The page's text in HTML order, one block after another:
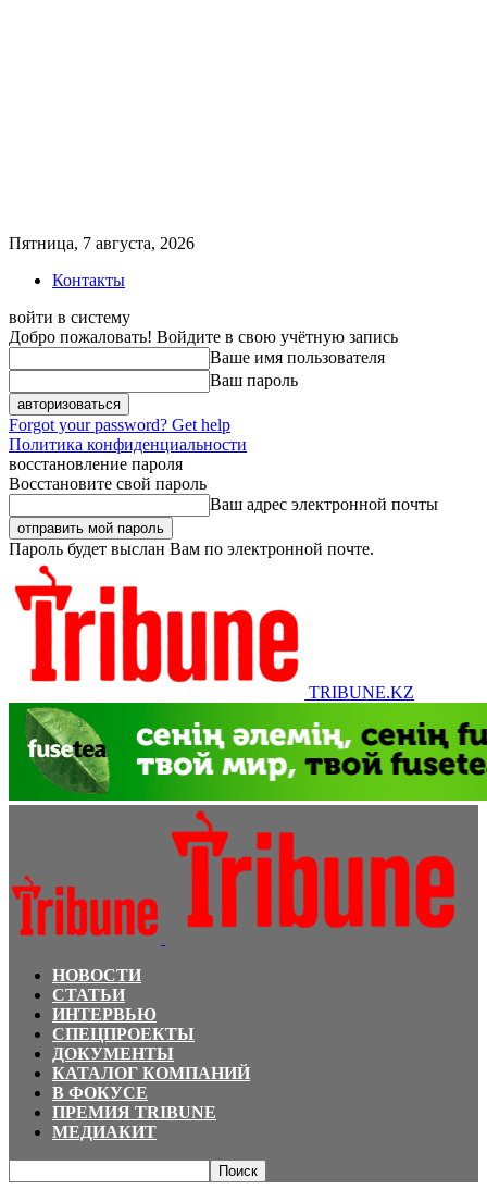
Пятница, 7 августа, 2026
Контакты
войти в систему
Добро пожаловать! Войдите в свою учётную запись
Ваше имя пользователя
Ваш пароль
Forgot your password? Get help
Политика конфиденциальности
восстановление пароля
Восстановите свой пароль
Ваш адрес электронной почты
Пароль будет выслан Вам по электронной почте.
TRIBUNE.KZ
НОВОСТИ
СТАТЬИ
ИНТЕРВЬЮ
СПЕЦПРОЕКТЫ
ДОКУМЕНТЫ
КАТАЛОГ КОМПАНИЙ
В ФОКУСЕ
ПРЕМИЯ TRIBUNE
МЕДИАКИТ